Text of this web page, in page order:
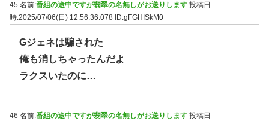
45 名前:番組の途中ですが翡翠の名無しがお送りします 投稿日
時:2025/07/06(日) 12:56:36.078 ID:gFGHISkM0
Gジェネは騙された
俺も消しちゃったんだよ
ラクスいたのに…
46 名前:番組の途中ですが翡翠の名無しがお送りします 投稿日